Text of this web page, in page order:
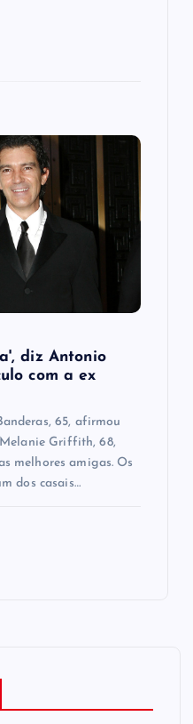
diz Antonio
com a ex
65, afirmou
Griffith, 68,
melhores amigas. Os
dos casais…